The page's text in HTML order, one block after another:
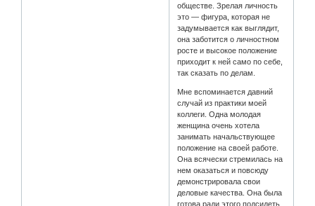
обществе. Зрелая личность
это — фигура, которая не
задумывается как выглядит,
она заботится о личностном
росте и высокое положение
приходит к ней само по себе,
так сказать по делам.
Мне вспоминается давний
случай из практики моей
коллеги. Одна молодая
женщина очень хотела
занимать начальствующее
положение на своей работе.
Она всячески стремилась на
нем оказаться и повсюду
демонстрировала свои
деловые качества. Она была
готова ради этого подсидеть